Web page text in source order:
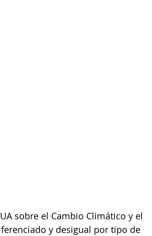
sobre el Cambio Climático y el
y desigual por tipo de